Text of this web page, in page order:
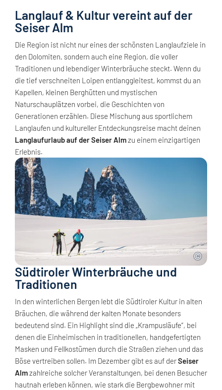
Langlauf & Kultur vereint auf der
Seiser Alm
Die Region ist nicht nur eines der schönsten Langlaufziele in
den Dolomiten, sondern auch eine Region, die voller
Traditionen und lebendiger Winterbräuche steckt. Wenn du
die tief verschneiten Loipen entlanggleitest, kommst du an
Kapellen, kleinen Berghütten und mystischen
Naturschauplätzen vorbei, die Geschichten von
Generationen erzählen. Diese Mischung aus sportlichem
Langlaufen und kultureller Entdeckungsreise macht deinen
Langlaufurlaub auf der Seiser Almzu einem einzigartigen
Erlebnis.
Südtiroler Winterbräuche und
Traditionen
In den winterlichen Bergen lebt die Südtiroler Kultur in alten
Bräuchen, die während der kalten Monate besonders
bedeutend sind. Ein Highlight sind die „Krampusläufe“, bei
denen die Einheimischen in traditionellen, handgefertigten
Masken und Fellkostümen durch die Straßen ziehen und das
Böse vertreiben sollen. Im Dezember gibt es auf derSeiser
Almzahlreiche solcher Veranstaltungen, bei denen Besucher
hautnah erleben können, wie stark die Bergbewohner mit